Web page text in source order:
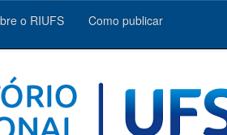
o RIUFS Como publicar